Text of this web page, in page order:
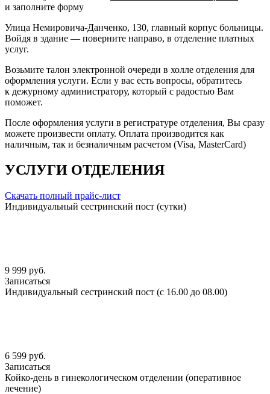
и заполните форму
Улица Немировича-Данченко, 130, главный корпус больницы.
Войдя в здание — поверните направо, в отделение платных
услуг.
Возьмите талон электронной очереди в холле отделения для
оформления услуги. Если у вас есть вопросы, обратитесь
к дежурному администратору, который с радостью Вам
поможет.
После оформления услуги в регистратуре отделения, Вы сразу
можете произвести оплату. Оплата производится как
наличным, так и безналичным расчетом (Visa, MasterCard)
УСЛУГИ ОТДЕЛЕНИЯ
Скачать полный прайс-лист
Индивидуальный сестринский пост (сутки)
9 999 руб.
Записаться
Индивидуальный сестринский пост (с 16.00 до 08.00)
6 599 руб.
Записаться
Койко-день в гинекологическом отделении (оперативное
лечение)